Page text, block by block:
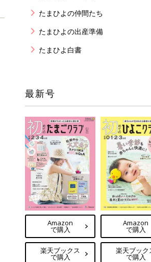
たまひよの仲間たち
たまひよの出産準備
たまひよ白書
最新号
Amazon
で購入
楽天ブックス
で購入
Amazon
で購入
楽天ブック
で購入